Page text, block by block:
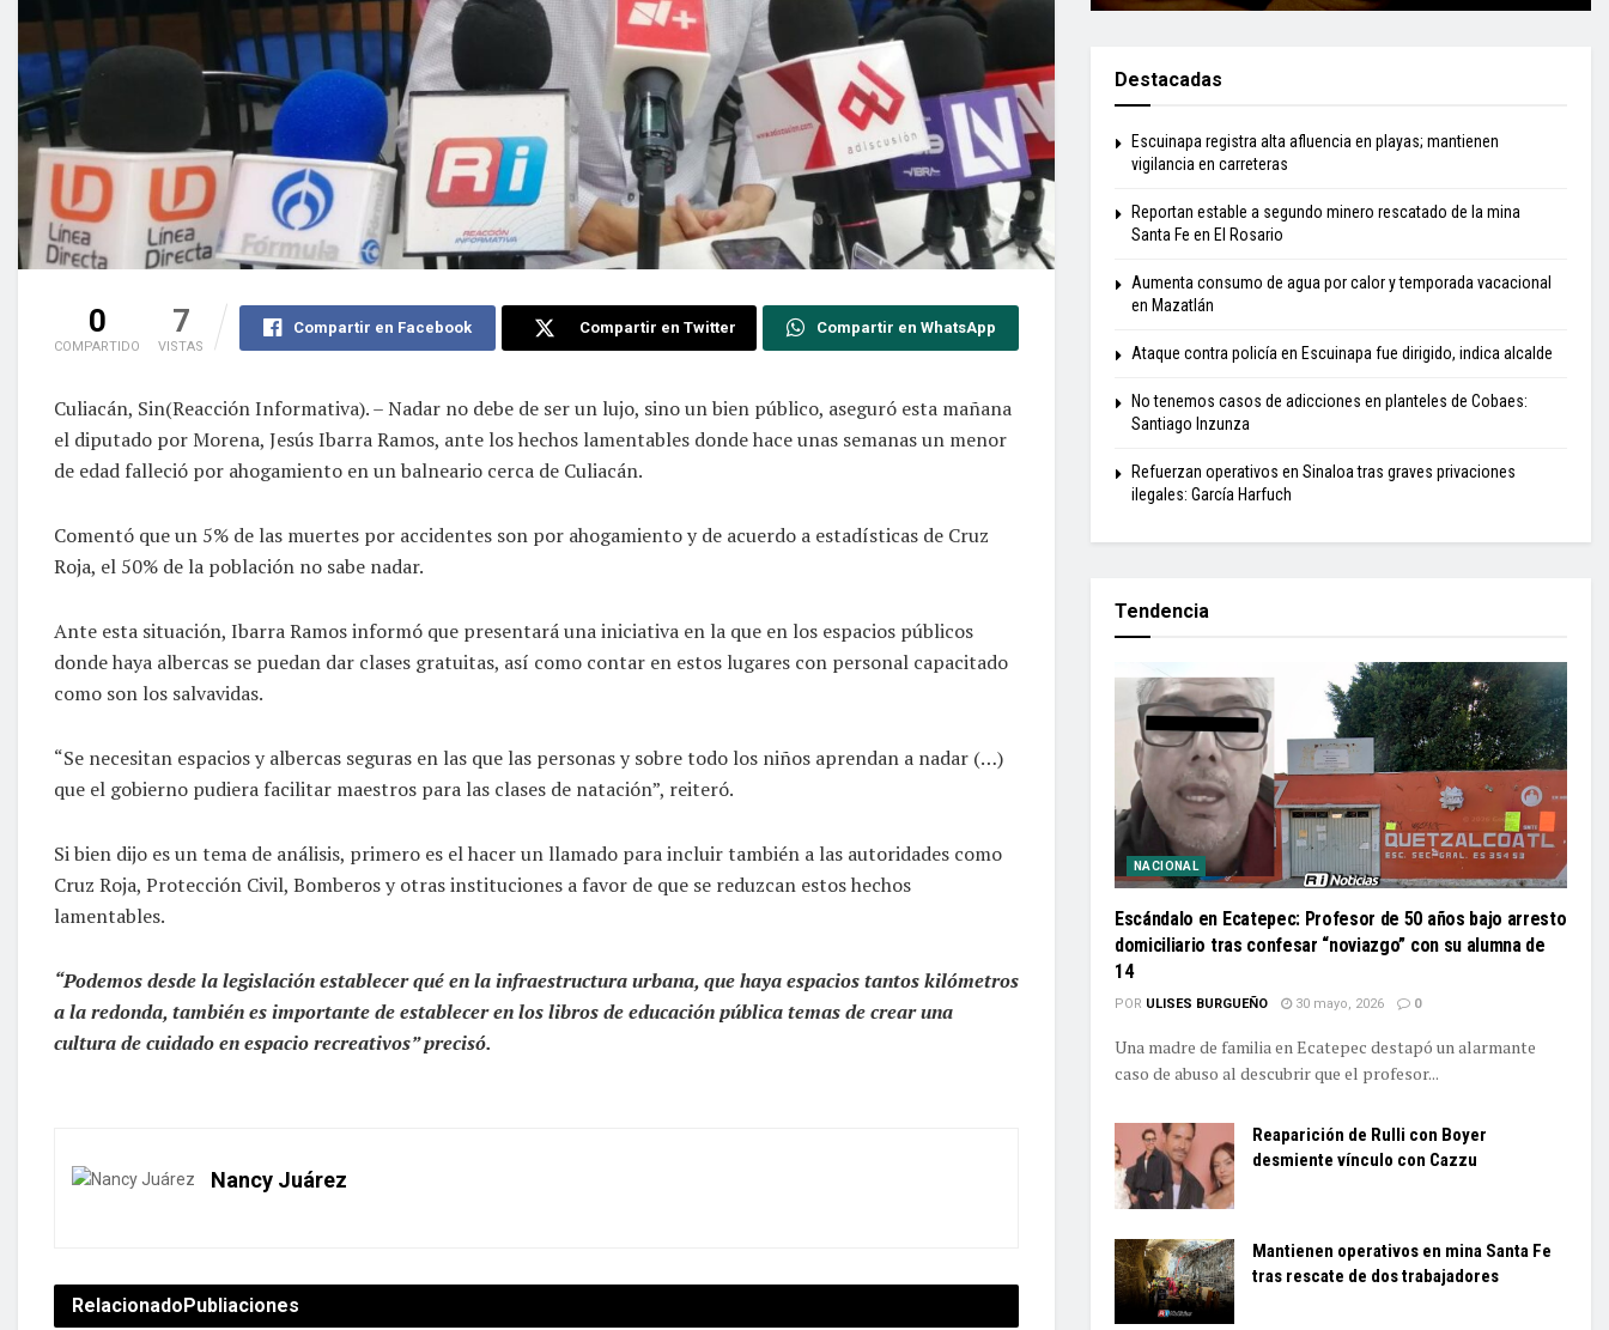
0
COMPARTIDO
7
VISTAS
Compartir en Facebook Compartir en Twitter Compartir en WhatsApp
Culiacán, Sin(Reacción Informativa). – Nadar no debe de ser un lujo, sino un bien público, aseguró esta mañana
el diputado por Morena, Jesús Ibarra Ramos, ante los hechos lamentables donde hace unas semanas un menor
de edad falleció por ahogamiento en un balneario cerca de Culiacán.
Comentó que un 5% de las muertes por accidentes son por ahogamiento y de acuerdo a estadísticas de Cruz
Roja, el 50% de la población no sabe nadar.
Ante esta situación, Ibarra Ramos informó que presentará una iniciativa en la que en los espacios públicos
donde haya albercas se puedan dar clases gratuitas, así como contar en estos lugares con personal capacitado
como son los salvavidas.
“Se necesitan espacios y albercas seguras en las que las personas y sobre todo los niños aprendan a nadar (…)
que el gobierno pudiera facilitar maestros para las clases de natación”, reiteró.
Si bien dijo es un tema de análisis, primero es el hacer un llamado para incluir también a las autoridades como
Cruz Roja, Protección Civil, Bomberos y otras instituciones a favor de que se reduzcan estos hechos
lamentables.
“Podemos desde la legislación establecer qué en la infraestructura urbana, que haya espacios tantos kilómetros
a la redonda, también es importante de establecer en los libros de educación pública temas de crear una
cultura de cuidado en espacio recreativos” precisó.
Nancy Juárez
RelacionadoPubliaciones
Destacadas
Escuinapa registra alta afluencia en playas; mantienen
vigilancia en carreteras
Reportan estable a segundo minero rescatado de la mina
Santa Fe en El Rosario
Aumenta consumo de agua por calor y temporada vacacional
en Mazatlán
Ataque contra policía en Escuinapa fue dirigido, indica alcalde
No tenemos casos de adicciones en planteles de Cobaes:
Santiago Inzunza
Refuerzan operativos en Sinaloa tras graves privaciones
ilegales: García Harfuch
Tendencia
NACIONAL
Escándalo en Ecatepec: Profesor de 50 años bajo arresto
domiciliario tras confesar “noviazgo” con su alumna de
14
POR ULISES BURGUEÑO 30 mayo, 2026 0
Una madre de familia en Ecatepec destapó un alarmante
caso de abuso al descubrir que el profesor...
Reaparición de Rulli con Boyer
desmiente vínculo con Cazzu
Mantienen operativos en mina Santa Fe
tras rescate de dos trabajadores